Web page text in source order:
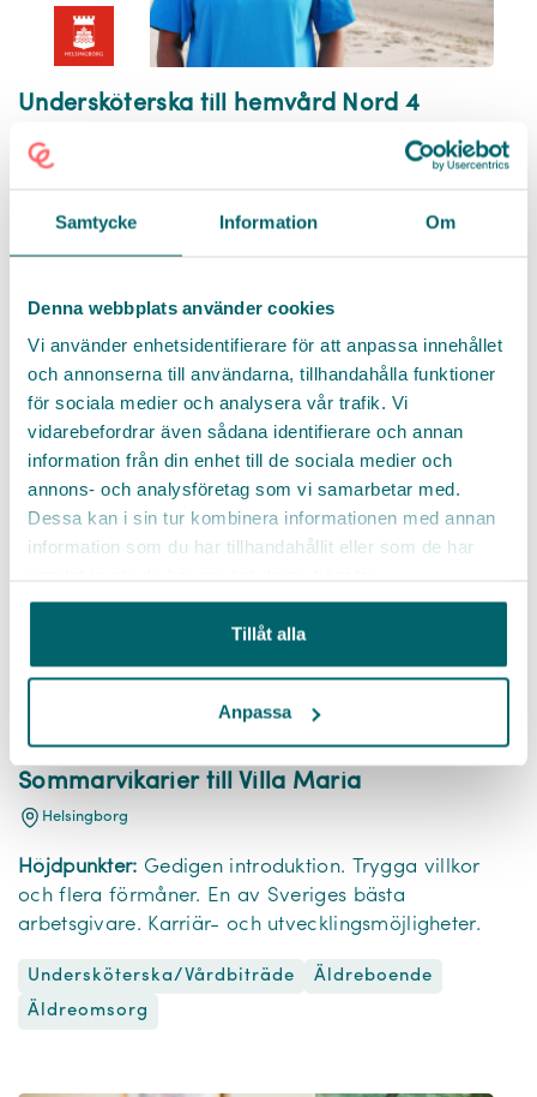
Samtycke Information Om
Denna webbplats använder cookies
Vi använder enhetsidentifierare för att anpassa innehållet
och annonserna till användarna, tillhandahålla funktioner
för sociala medier och analysera vår trafik. Vi
vidarebefordrar även sådana identifierare och annan
information från din enhet till de sociala medier och
annons- och analysföretag som vi samarbetar med.
Dessa kan i sin tur kombinera informationen med annan
information som du har tillhandahållit eller som de har
Tillåt alla
Anpassa
Undersköterska till hemvård Nord 4
Helsingborg
trygghet och omtanke. Vill du vara med och göra
Sommarvikarier till Villa Maria
Helsingborg
Höjdpunkter: Gedigen introduktion. Trygga villkor
och flera förmåner. En av Sveriges bästa
arbetsgivare. Karriär- och utvecklingsmöjligheter.
Undersköterska/Vårdbiträde
Äldreboende
Äldreomsorg